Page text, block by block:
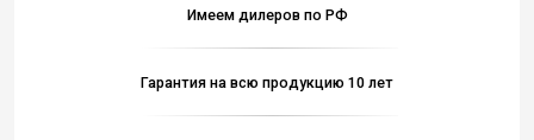
Имеем дилеров по РФ
Гарантия на всю продукцию 10 лет